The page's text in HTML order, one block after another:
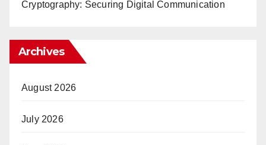
Cryptography: Securing Digital Communication
Archives
August 2026
July 2026